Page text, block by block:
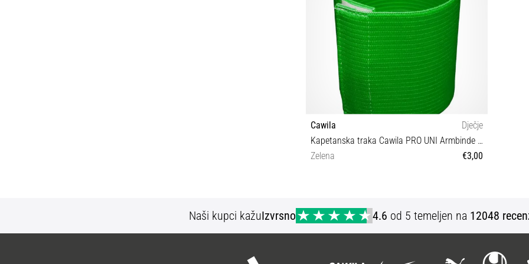
Cawila
Dječje
Kapetanska traka Cawila PRO UNI Armbinde Junior
Zelena
€3,00
Naši kupci kažuIzvrsno 4.6 od 5 temeljen na 12048